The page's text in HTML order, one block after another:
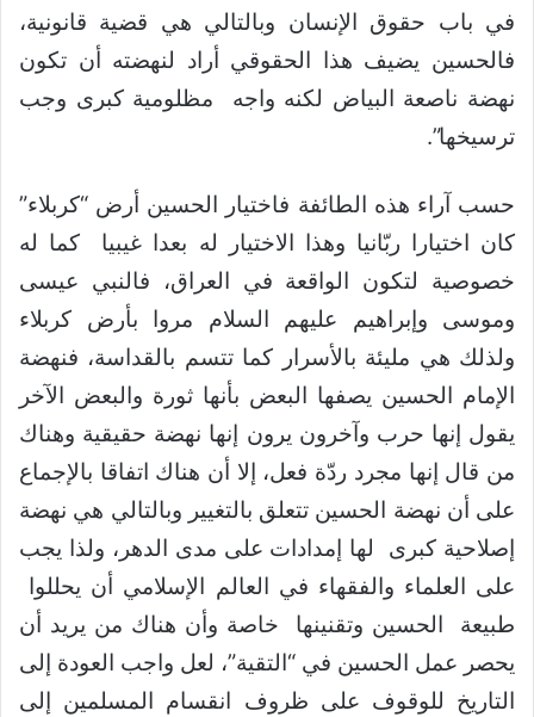
في باب حقوق الإنسان وبالتالي هي قضية قانونية،
فالحسين يضيف هذا الحقوقي أراد لنهضته أن تكون
نهضة ناصعة البياض لكنه واجه مظلومية كبرى وجب
ترسيخها”.
حسب آراء هذه الطائفة فاختيار الحسين أرض “كربلاء”
كان اختيارا ربّانيا وهذا الاختيار له بعدا غيبيا كما له
خصوصية لتكون الواقعة في العراق، فالنبي عيسى
وموسى وإبراهيم عليهم السلام مروا بأرض كربلاء
ولذلك هي مليئة بالأسرار كما تتسم بالقداسة، فنهضة
الإمام الحسين يصفها البعض بأنها ثورة والبعض الآخر
يقول إنها حرب وآخرون يرون إنها نهضة حقيقية وهناك
من قال إنها مجرد ردّة فعل، إلا أن هناك اتفاقا بالإجماع
على أن نهضة الحسين تتعلق بالتغيير وبالتالي هي نهضة
إصلاحية كبرى لها إمدادات على مدى الدهر، ولذا يجب
على العلماء والفقهاء في العالم الإسلامي أن يحللوا
طبيعة الحسين وتقنينها خاصة وأن هناك من يريد أن
يحصر عمل الحسين في “التقية”، لعل واجب العودة إلى
التاريخ للوقوف على ظروف انقسام المسلمين إلى